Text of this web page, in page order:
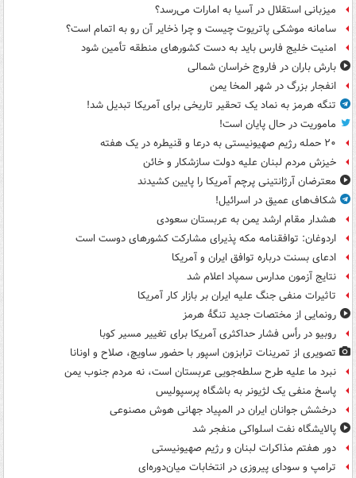
میزبانی استقلال در آسیا به امارات می‌رسد؟
سامانه موشکی پاتریوت چیست و چرا ذخایر آن رو به اتمام است؟
امنیت خلیج فارس باید به دست کشورهای منطقه تأمین شود
بارش باران در فاروج خراسان شمالی
انفجار بزرگ در شهر المخا یمن
تنگه هرمز به نماد یک تحقیر تاریخی برای آمریکا تبدیل شد!
ماموریت در حال پایان است!
۲۰ حمله رژیم صهیونیستی به درعا و قنیطره در یک هفته
خیزش مردم لبنان علیه دولت سازشکار و خائن
معترضان آرژانتینی پرچم آمریکا را پایین کشیدند
شکاف‌های عمیق در اسرائیل!
هشدار مقام ارشد یمن به عربستان سعودی
اردوغان: توافقنامه مکه پذیرای مشارکت کشورهای دوست است
ادعای بسنت درباره توافق ایران و آمریکا
نتایج آزمون مدارس سمپاد اعلام شد
تاثیرات منفی جنگ علیه ایران بر بازار کار آمریکا
رونمایی از مختصات جدید تنگۀ هرمز
روبیو در رأس فشار حداکثری آمریکا برای تغییر مسیر کوبا
تصویری از تمرینات ترابزون اسپور با حضور ساویچ، صلاح و اونانا
نبرد ما علیه طرح سلطه‌جویی عربستان است، نه مردم جنوب یمن
پاسخ منفی یک لژیونر به باشگاه پرسپولیس
درخشش جوانان ایران در المپیاد جهانی هوش مصنوعی
پالایشگاه نفت اسلواکی منفجر شد
دور هفتم مذاکرات لبنان و رژیم صهیونیستی
ترامپ و سودای پیروزی در انتخابات میان‌دوره‌ای